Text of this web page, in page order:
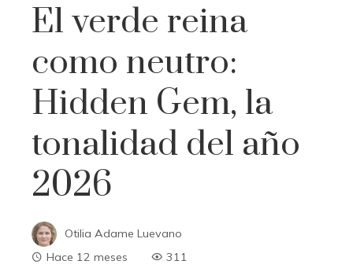
El verde reina
como neutro:
Hidden Gem, la
tonalidad del año
2026
Otilia Adame Luevano
Hace 12 meses
311